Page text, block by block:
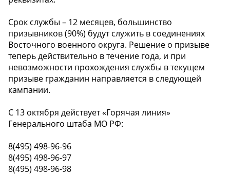
Срок службы – 12 месяцев, большинство
призывников (90%) будут служить в соединениях
Восточного военного округа. Решение о призыве
теперь действительно в течение года, и при
невозможности прохождения службы в текущем
призыве гражданин направляется в следующей
кампании.
С 13 октября действует «Горячая линия»
Генерального штаба МО РФ:
8(495) 498-96-96
8(495) 498-96-97
8(495) 498-96-98